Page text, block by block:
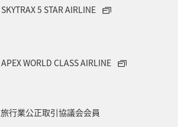
SKYTRAX 5 STAR AIRLINE
APEX WORLD CLASS AIRLINE
旅行業公正取引協議会会員